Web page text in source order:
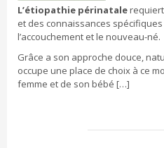
L’étiopathie périnatale
et des connaissances spécifiques
l’accouchement et le nouveau-né.
Grâce a son approche douce,
occupe une place de choix à ce
femme et de son bébé […]